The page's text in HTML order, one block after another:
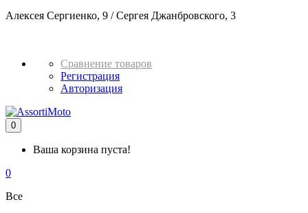
Алексея Сергиенко, 9 / Сергея Джанбровского, 3
Сравнение товаров
Регистрация
Авторизация
0
Ваша корзина пуста!
0
Все